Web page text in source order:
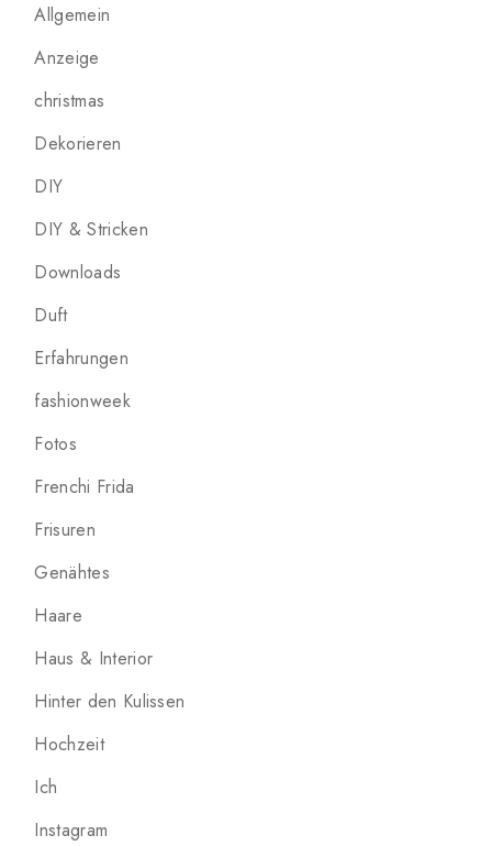
Allgemein
Anzeige
christmas
Dekorieren
DIY
DIY & Stricken
Downloads
Duft
Erfahrungen
fashionweek
Fotos
Frenchi Frida
Frisuren
Genähtes
Haare
Haus & Interior
Hinter den Kulissen
Hochzeit
Ich
Instagram